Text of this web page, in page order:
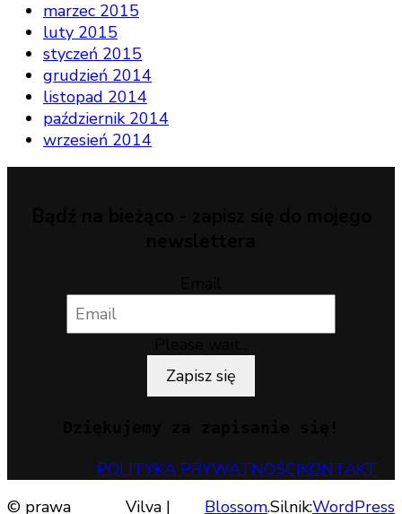
marzec 2015
luty 2015
styczeń 2015
grudzień 2014
listopad 2014
październik 2014
wrzesień 2014
Zapisz się
POLITYKA PRYWATNOŚCIKONTAKT
© prawa
Vilva | Blossom.Silnik:WordPress